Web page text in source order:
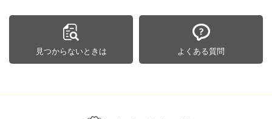
見つからないときは よくある質問